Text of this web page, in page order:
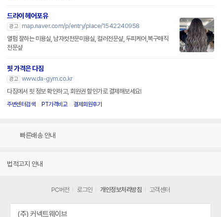
드라이 헤어포유
광고
map.naver.com/p/entry/place/1542240958
열펌 잘하는 미용실, 남자컷전문미용실, 컬러전문샾, 두피케어,복구매직
전문샾
핏 가격은 다짐
광고 www.da-gym.co.kr
다짐에서 핏 정보 확인하고, 회원권 할인가로 결제해보세요!
주변센터검색 PT가격비교 결제회원후기
빠른배송 안내
법적고지 안내
PC버전 로그인 개인정보처리방침 고객센터
(주) 커넥트웨이브